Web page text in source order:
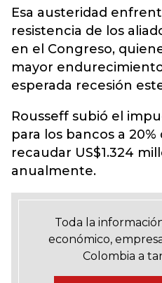
Esa austeridad
resistencia de los
en el Congreso,
mayor
esperada recesión
Rousseff subió el
para los bancos a 20%
recaudar US$1.324
anualmente.
Toda la
económico,
Colombia a